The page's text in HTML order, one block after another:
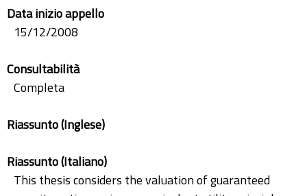
Insurance
Life Annuity
Optimal Asset Allocation
Optimal Consumption/Investment
Stochastic Control
Data inizio appello
15/12/2008
Consultabilità
Completa
Riassunto (Inglese)
Riassunto (Italiano)
This thesis considers the valuation of guaranteed